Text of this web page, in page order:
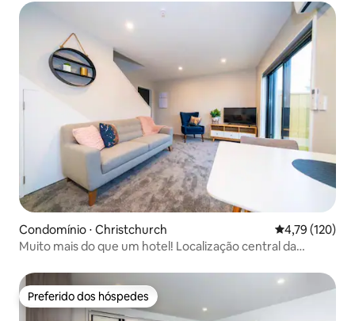
Condomínio ⋅ Christchurch 4,79 de uma
4,79 (120)
Muito mais do que um hotel! Localização central da
Preferido dos hóspedes
Preferido dos hóspedes